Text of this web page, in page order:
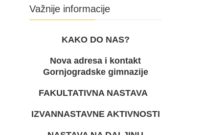
Važnije informacije
KAKO DO NAS?
Nova adresa i kontakt
Gornjogradske gimnazije
FAKULTATIVNA NASTAVA
IZVANNASTAVNE AKTIVNOSTI